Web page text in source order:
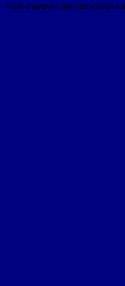
Fischereiverein Rennertshofen